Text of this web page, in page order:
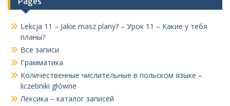
Lekcja 11 – Jakie masz plany? – Урок 11 – Какие у тебя
планы?
Все записи
Грамматика
Количественные числительные в польском языке –
liczebniki główne
Лексика – каталог записей